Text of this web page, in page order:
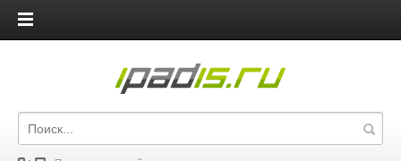
iPadis.ru